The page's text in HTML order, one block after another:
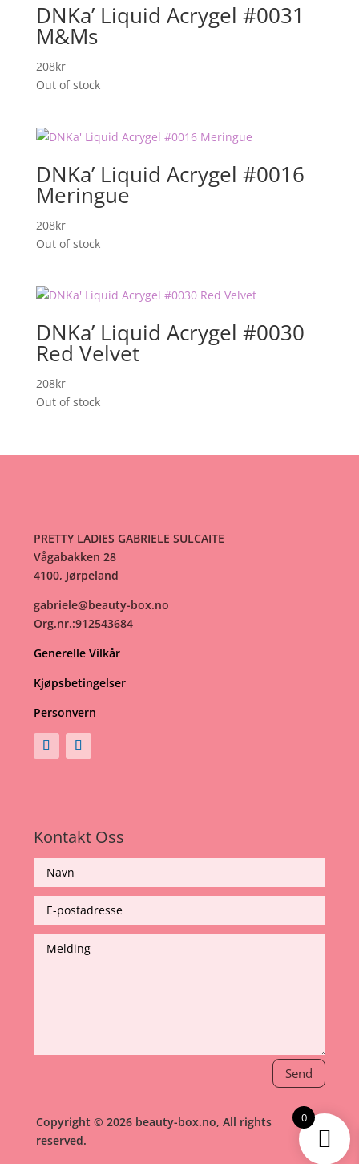
DNKa’ Liquid Acrygel #0031
M&Ms
208kr
Out of stock
DNKa’ Liquid Acrygel #0016
Meringue
208kr
Out of stock
DNKa’ Liquid Acrygel #0030
Red Velvet
208kr
Out of stock
PRETTY LADIES GABRIELE SULCAITE
Vågabakken 28
4100, Jørpeland
gabriele@beauty-box.no
Org.nr.:912543684
Generelle Vilkår
Kjøpsbetingelser
Personvern
Kontakt Oss
Send
Copyright © 2026 beauty-box.no, All rights
reserved.
0